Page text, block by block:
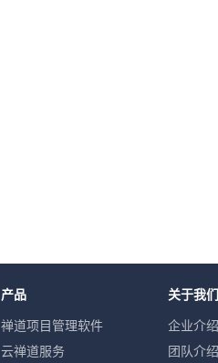
产品
禅道项目管理软件
云禅道服务
关于我们
企业介绍
团队介绍